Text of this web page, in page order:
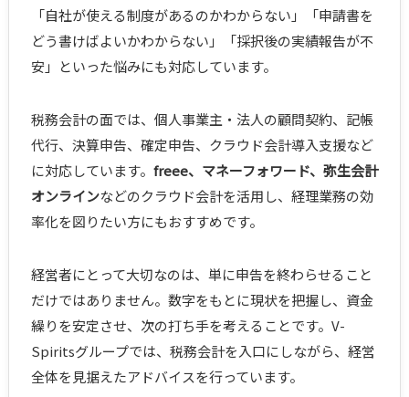
「自社が使える制度があるのかわからない」「申請書を
どう書けばよいかわからない」「採択後の実績報告が不
安」といった悩みにも対応しています。
税務会計の面では、個人事業主・法人の顧問契約、記帳
代行、決算申告、確定申告、クラウド会計導入支援など
に対応しています。 freee、マネーフォワード、弥生会計
オンラインなどのクラウド会計を活用し、経理業務の効
率化を図りたい方にもおすすめです。
経営者にとって大切なのは、単に申告を終わらせること
だけではありません。数字をもとに現状を把握し、資金
繰りを安定させ、次の打ち手を考えることです。V-
Spiritsグループでは、税務会計を入口にしながら、経営
全体を見据えたアドバイスを行っています。